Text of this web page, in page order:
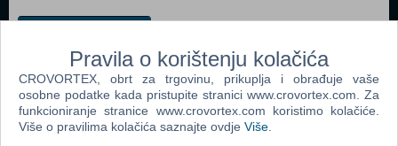
Popularno
Rizik društvena igra
The Lord Of The Rings The Confrontation Board Game
Pravila o korištenju kolačića
CROVORTEX, obrt za trgovinu, prikuplja i obrađuje vaše
osobne podatke kada pristupite stranici www.crovortex.com. Za
funkcioniranje stranice www.crovortex.com koristimo kolačiće.
Više o pravilima kolačića saznajte ovdje Više